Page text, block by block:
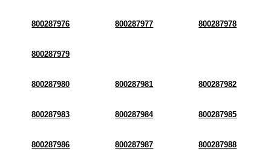
800287976 800287977 800287978
800287979
800287980 800287981 800287982
800287983 800287984 800287985
800287986 800287987 800287988